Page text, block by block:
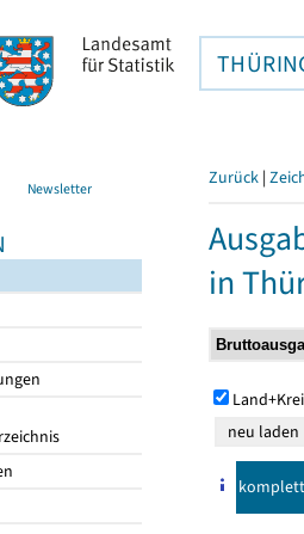
Newsletter Zurück |
in
komplett